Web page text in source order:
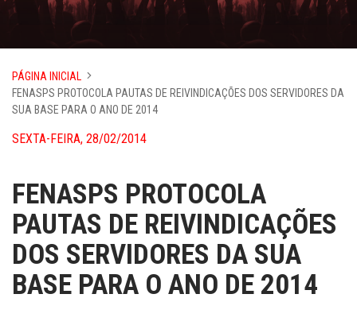
PÁGINA INICIAL
FENASPS PROTOCOLA PAUTAS DE REIVINDICAÇÕES DOS SERVIDORES DA
SUA BASE PARA O ANO DE 2014
SEXTA-FEIRA, 28/02/2014
FENASPS PROTOCOLA
PAUTAS DE REIVINDICAÇÕES
DOS SERVIDORES DA SUA
BASE PARA O ANO DE 2014